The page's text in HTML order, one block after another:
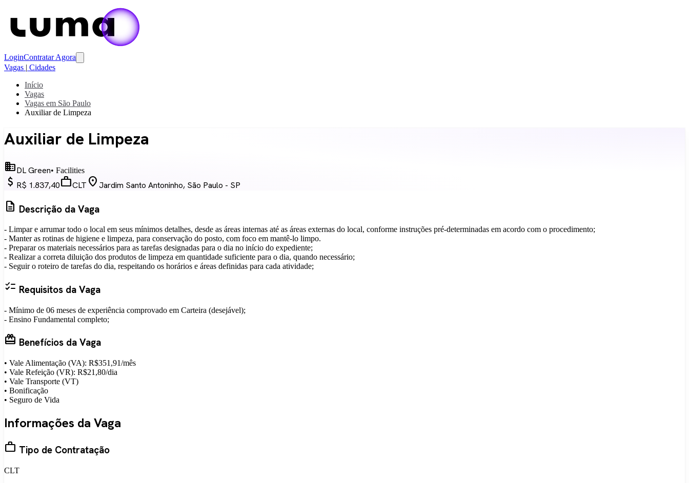
LoginContratar Agora
Vagas | Cidades
Início
Vagas
Vagas em São Paulo
Auxiliar de Limpeza
Auxiliar de Limpeza
businessDL Green• Facilities
attach_money R$ 1.837,40workCLT location_onJardim Santo Antoninho, São Paulo - SP
description Descrição da Vaga
- Limpar e arrumar todo o local em seus mínimos detalhes, desde as áreas internas até as áreas externas do local, conforme instruções pré-determinadas em acordo com o procedimento;
- Manter as rotinas de higiene e limpeza, para conservação do posto, com foco em mantê-lo limpo.
- Preparar os materiais necessários para as tarefas designadas para o dia no início do expediente;
- Realizar a correta diluição dos produtos de limpeza em quantidade suficiente para o dia, quando necessário;
- Seguir o roteiro de tarefas do dia, respeitando os horários e áreas definidas para cada atividade;
checklist Requisitos da Vaga
- Mínimo de 06 meses de experiência comprovado em Carteira (desejável);
- Ensino Fundamental completo;
card_giftcard Benefícios da Vaga
• Vale Alimentação (VA): R$351,91/mês
• Vale Refeição (VR): R$21,80/dia
• Vale Transporte (VT)
• Bonificação
• Seguro de Vida
Informações da Vaga
work Tipo de Contratação
CLT